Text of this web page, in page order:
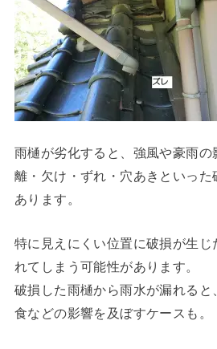
雨樋が劣化すると、強風や豪雨
離・欠け・ずれ・穴あきといっ
あります。
特に見えにくい位置に破損が生
れてしまう可能性があります。
破損した雨樋から雨水が漏れる
食などの影響を及ぼすケースも。